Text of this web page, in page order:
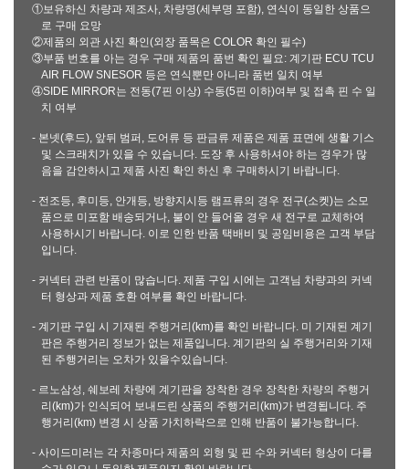
①보유하신 차량과 제조사, 차량명(세부명 포함), 연식이 동일한 상품으
로 구매 요망
②제품의 외관 사진 확인(외장 품목은 COLOR 확인 필수)
③부품 번호를 아는 경우 구매 제품의 품번 확인 필요: 계기판 ECU TCU
AIR FLOW SNESOR 등은 연식뿐만 아니라 품번 일치 여부
④SIDE MIRROR는 전동(7핀 이상) 수동(5핀 이하)여부 및 접촉 핀 수 일
치 여부
- 본넷(후드), 앞뒤 범퍼, 도어류 등 판금류 제품은 제품 표면에 생활 기스
및 스크래치가 있을 수 있습니다. 도장 후 사용하셔야 하는 경우가 많
음을 감안하시고 제품 사진 확인 하신 후 구매하시기 바랍니다.
- 전조등, 후미등, 안개등, 방향지시등 램프류의 경우 전구(소켓)는 소모
품으로 미포함 배송되거나, 불이 안 들어올 경우 새 전구로 교체하여
사용하시기 바랍니다. 이로 인한 반품 택배비 및 공임비용은 고객 부담
입니다.
- 커넥터 관련 반품이 많습니다. 제품 구입 시에는 고객님 차량과의 커넥
터 형상과 제품 호환 여부를 확인 바랍니다.
- 계기판 구입 시 기재된 주행거리(km)를 확인 바랍니다. 미 기재된 계기
판은 주행거리 정보가 없는 제품입니다. 계기판의 실 주행거리와 기재
된 주행거리는 오차가 있을수있습니다.
- 르노삼성, 쉐보레 차량에 계기판을 장착한 경우 장착한 차량의 주행거
리(km)가 인식되어 보내드린 상품의 주행거리(km)가 변경됩니다. 주
행거리(km) 변경 시 상품 가치하락으로 인해 반품이 불가능합니다.
- 사이드미러는 각 차종마다 제품의 외형 및 핀 수와 커넥터 형상이 다를